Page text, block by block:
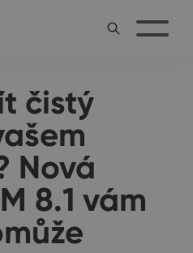
čistý
Nová
8.1 vám